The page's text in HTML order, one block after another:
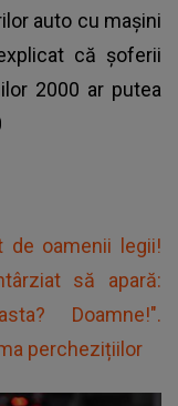
auto cu mașini
că șoferii
2000 ar putea
de oamenii legii!
să apară:
Doamne!".
perchezițiilor